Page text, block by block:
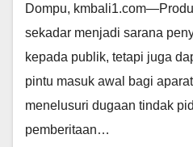
Dompu,
sekadar menjadi sarana
kepada publik, tetapi juga
pintu masuk awal bagi
menelusuri dugaan tindak
pemberitaan…